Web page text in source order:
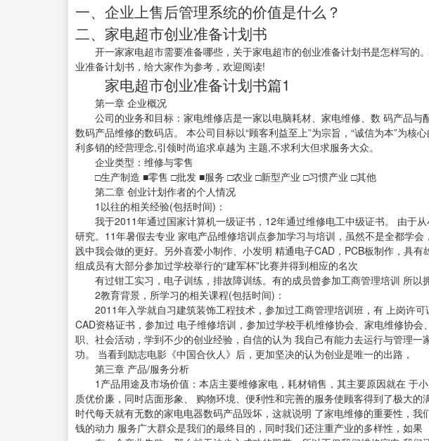
一、企业上售后管理系统的价值是什么？
二、家电超市创业准备计划书
开一家家电超市需要准备哪些，关于家电超市的创业准备计划书是怎样写的
业准备计划书，给大家作为参考，欢迎阅读!
家电超市创业准备计划书篇1
第一章 企业概况
公司的业务和目标：家电维修店是一家以电脑耗材、家电维修、数 码产品与
数码产品维修的数码店。 本公司目标以“顾客利益至上”为宗旨，“诚信为本”为核
利多销的经营理念,引领时尚追求卓越为 主题,不求利大但求服务大众。
企业类型：维修与零售
□生产制造 ■零售 □批发 ■服务 □农业 □新型产业 □习惯产业 □其他
第二章 创业计划作者的个人情况
1以往的相关经验(包括时间)：
我于2011年通过国家计算机一级证书，12年通过维修电工中级证书。 由于从
研究。11年暑假去专业 家电产品维修培训点参加学习与培训，虽然不是全都学
践中我会做的更好。另外喜爱小制作、小发明 精通电子CAD，PCB板制作，具
组成员有大部分参加过学校举行的“建军杯”比赛并得到相应的名次
有过钳工实习，电子训练，排故障训练。有的成员曾参加工商管理培训 所以
2教育背景，所学习的相关课程(包括时间)：
2011年入学就自习建筑装饰工程技术，参加过工商管理培训班，有 上岗许可
CAD资格证书，参加过 电子维修培训，参加过学校手机维修协会、家电维修协
职、社会活动，学到不少的创业经验，自信的认为 我自己有能力去运行与管理一
功。 当看到励志电影《中国合伙人》后，更加坚决的认为创业是唯一的出路，
第三章 产品/服务分析
1产品用途及市场价值：本店主要维修家电，耗材销售，其主要原因就在 于小
质优价廉，同时店面形象、 购物环境、便利性和完善的服务使顾客得到了极大
时代每天就有无数的家电电器数码产品毁坏，这就说明 了家电维修的重要性，我
钱的动力 服务广大群众是我们的最终目的，同时我们还注重产业的多样性，如果